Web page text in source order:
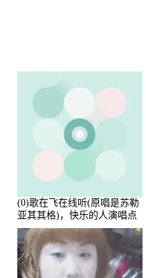
(0)歌在飞在线听(原唱是苏勒
亚其其格)，快乐的人演唱点
播:36次